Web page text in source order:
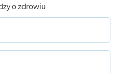
o zdrowiu